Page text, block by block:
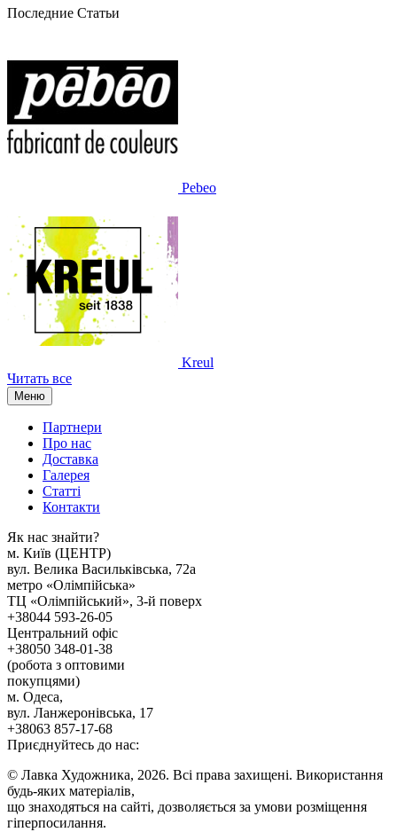
Последние Статьи
Pebeo
Kreul
Читать все
Меню
Партнери
Про нас
Доставка
Галерея
Статтi
Контакти
Як наc знайти?
м. Киïв (ЦЕНТР)
вул. Велика Васильківська, 72а
метро «Олімпійська»
ТЦ «Олімпійський», 3-й поверх
+38044 593-26-05
Центральний офіс
+38050 348-01-38
(робота з оптовими
покупцями)
м. Одеса,
вул. Ланжеронівська, 17
+38063 857-17-68
Приєднуйтесь до нас:
© Лавка Художника, 2026. Всі права захищені. Використання
будь-яких матеріалів,
що знаходяться на сайті, дозволяється за умови розміщення
гіперпосилання.